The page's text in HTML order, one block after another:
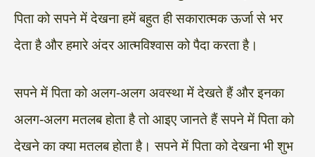
पिता को सपने में देखना हमें बहुत ही सकारात्मक ऊर्जा से भर
देता है और हमारे अंदर आत्मविश्वास को पैदा करता है।
सपने में पिता को अलग-अलग अवस्था में देखते हैं और इनका
अलग-अलग मतलब होता है तो आइए जानते हैं सपने में पिता को
देखने का क्या मतलब होता है। सपने में पिता को देखना भी शुभ